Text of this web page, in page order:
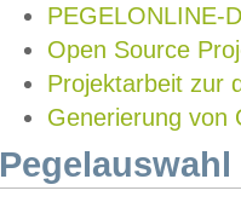
PEGELONLINE-
Open Source
Projektarbeit zur
Generierung von